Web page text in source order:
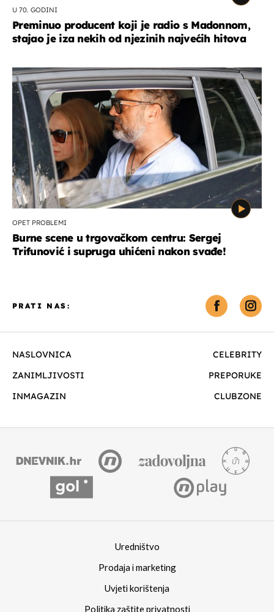
U 70. GODINI
Preminuo producent koji je radio s Madonnom,
stajao je iza nekih od njezinih najvećih hitova
OPET PROBLEMI
Burne scene u trgovačkom centru: Sergej
Trifunović i supruga uhićeni nakon svađe!
NASLOVNICA
CELEBRITY
ZANIMLJIVOSTI
PREPORUKE
INMAGAZIN
CLUBZONE
PRATI NAS:
Uredništvo
Prodaja i marketing
Uvjeti korištenja
Politika zaštite privatnosti